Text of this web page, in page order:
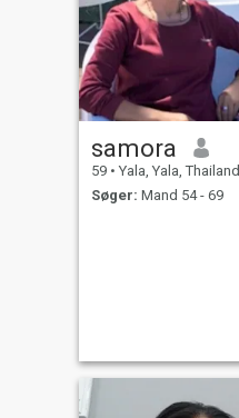
samora
59 • Yala, Yala, Thailand
Søger: Mand 54 - 69